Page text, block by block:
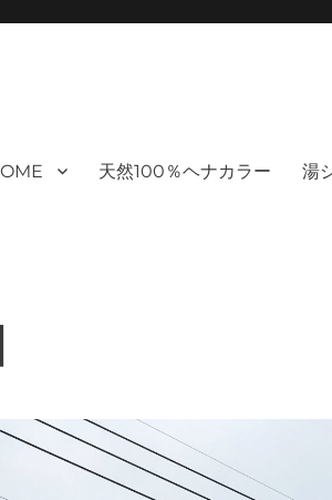
フィシャルサイト｜
天然100％ヘナカラー 湯